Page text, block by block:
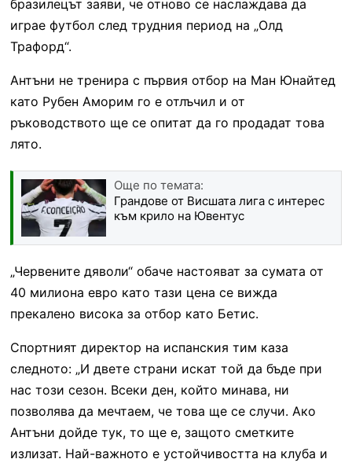
бразилецът заяви, че отново се наслаждава да
играе футбол след трудния период на „Олд
Трафорд“.
Антъни не тренира с първия отбор на Ман Юнайтед
като Рубен Аморим го е отлъчил и от
ръководството ще се опитат да го продадат това
лято.
Още по темата:
Грандове от Висшата лига с интерес
към крило на Ювентус
„Червените дяволи“ обаче настояват за сумата от
40 милиона евро като тази цена се вижда
прекалено висока за отбор като Бетис.
Спортният директор на испанския тим каза
следното: „И двете страни искат той да бъде при
нас този сезон. Всеки ден, който минава, ни
позволява да мечтаем, че това ще се случи. Ако
Антъни дойде тук, то ще е, защото сметките
излизат. Най-важното е устойчивостта на клуба и